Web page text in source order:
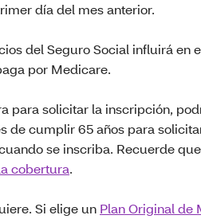
día del mes anterior.
del Seguro Social influirá en
por Medicare.
para solicitar la inscripción,
cumplir 65 años para
se inscriba. Recuerde
cobertura.
Si elige un Plan Original de